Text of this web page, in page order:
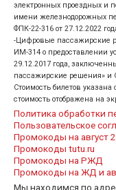
электронных проездных и
имени железнодорожных
ФПК-22-316 от 27.12.2022
-Цифровые пассажирские
ИМ-314 о предоставлении
29.12.2017 года,
пассажирские решения» и
Стоимость билетов указана
стоимость отображена на
Политика обработки
Пользовательское
Промокоды на август
Промокоды tutu.ru
Промокоды на РЖД
Промокоды на ЖД и
Мы находимся по